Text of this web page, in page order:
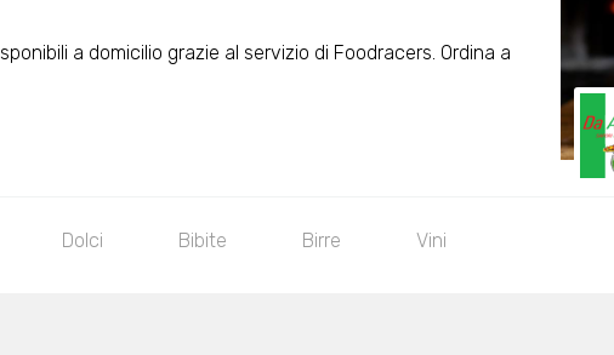
a domicilio grazie al servizio di Foodracers. Ordina a
Dolci Bibite Birre Vini